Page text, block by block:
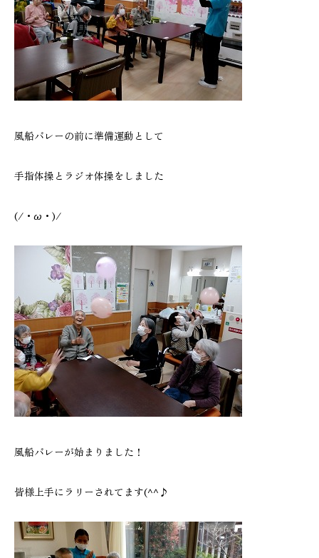
風船バレーの前に準備運動として
手指体操とラジオ体操をしました
(/・ω・)/
風船バレーが始まりました！
皆様上手にラリーされてます(^^♪